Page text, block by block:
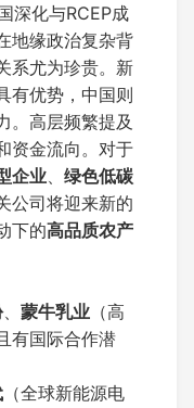
深化与RCEP成
地缘政治复杂背
系尤为珍贵。新
有优势，中国则
。高层频繁提及
资金流向。对于
企业、 绿色低碳
公司将迎来新的
下的高品质农产
、 蒙牛乳业 （高
有国际合作潜
（全球新能源电